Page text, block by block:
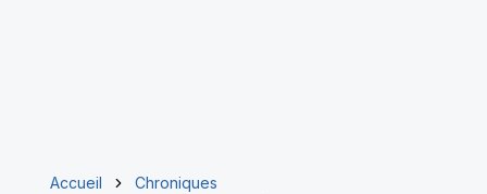
Accueil
Chroniques